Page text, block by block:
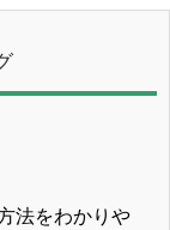
法をわかりや